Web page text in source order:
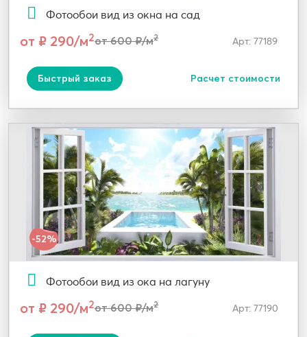
Фотообои вид из окна на сад
от ₽ 290/м2от 600 ₽/м2 Арт: 77189
Быстрый заказ Расчет стоимости
-52%
Фотообои вид из ока на лагуну
от ₽ 290/м2от 600 ₽/м2 Арт: 77190